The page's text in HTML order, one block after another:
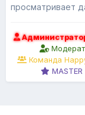
просматривает
Команда
MASTER